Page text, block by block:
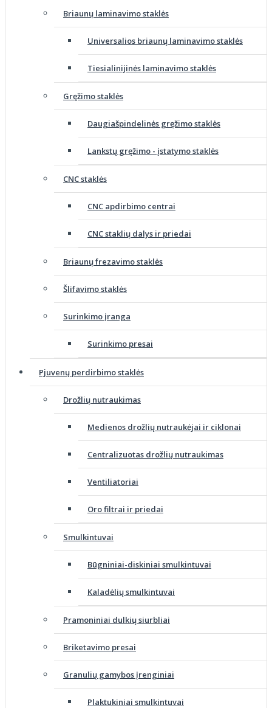
Briaunų laminavimo staklės
Universalios briaunų laminavimo staklės
Tiesialinijinės laminavimo staklės
Gręžimo staklės
Daugiašpindelinės gręžimo staklės
Lankstų gręžimo - įstatymo staklės
CNC staklės
CNC apdirbimo centrai
CNC staklių dalys ir priedai
Briaunų frezavimo staklės
Šlifavimo staklės
Surinkimo įranga
Surinkimo presai
Pjuvenų perdirbimo staklės
Drožlių nutraukimas
Medienos drožlių nutraukėjai ir ciklonai
Centralizuotas drožlių nutraukimas
Ventiliatoriai
Oro filtrai ir priedai
Smulkintuvai
Būgniniai-diskiniai smulkintuvai
Kaladėlių smulkintuvai
Pramoniniai dulkių siurbliai
Briketavimo presai
Granulių gamybos įrenginiai
Plaktukiniai smulkintuvai